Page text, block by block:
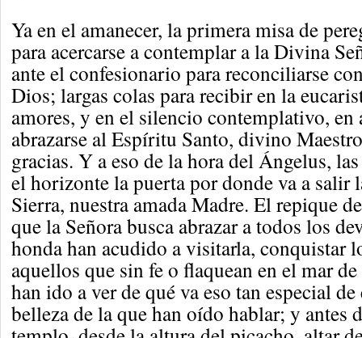
Ya en el amanecer, la primera misa de
para acercarse a contemplar a la Divina
ante el confesionario para reconciliarse
Dios; largas colas para recibir en la
amores, y en el silencio contemplativo, en
abrazarse al Espíritu Santo, divino
gracias. Y a eso de la hora del Ángelus,
el horizonte la puerta por donde va a salir
Sierra, nuestra amada Madre. El repique
que la Señora busca abrazar a todos los
honda han acudido a visitarla, conquistar
aquellos que sin fe o flaquean en el mar
han ido a ver de qué va eso tan especial de
belleza de la que han oído hablar; y antes